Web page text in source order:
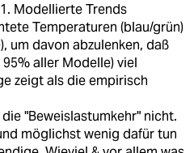
Modellierte Trends
Temperaturen (blau/grün)
um davon abzulenken, daß
aller Modelle) viel
zeigt als die empirisch
"Beweislastumkehr" nicht.
möglichst wenig dafür tun